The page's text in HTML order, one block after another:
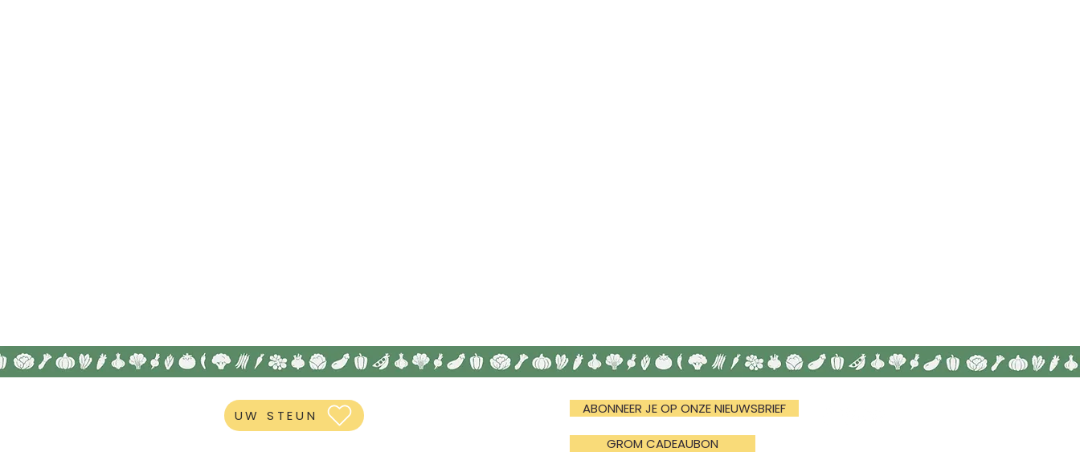
UW STEUN ABONNEER JE OP ONZE NIEUWSBRIEF
GROM CADEAUBON